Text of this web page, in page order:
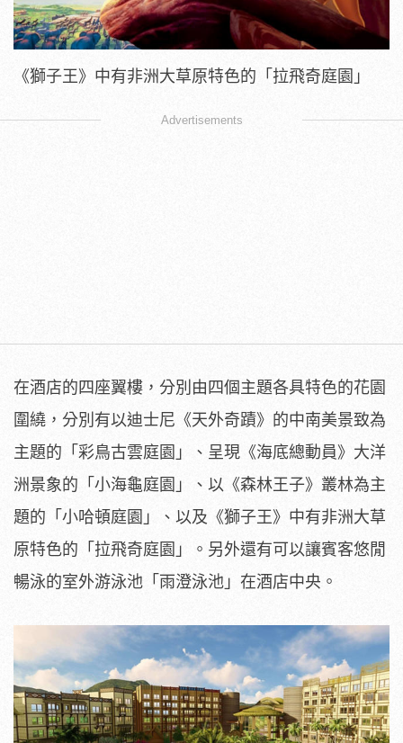
《獅子王》中有非洲大草原特色的「拉飛奇庭園」
Advertisements
在酒店的四座翼樓，分別由四個主題各具特色的花園
圍繞，分別有以迪士尼《天外奇蹟》的中南美景致為
主題的「彩鳥古雲庭園」、呈現《海底總動員》大洋
洲景象的「小海龜庭園」、以《森林王子》叢林為主
題的「小哈頓庭園」、以及《獅子王》中有非洲大草
原特色的「拉飛奇庭園」。另外還有可以讓賓客悠閒
暢泳的室外游泳池「雨澄泳池」在酒店中央。